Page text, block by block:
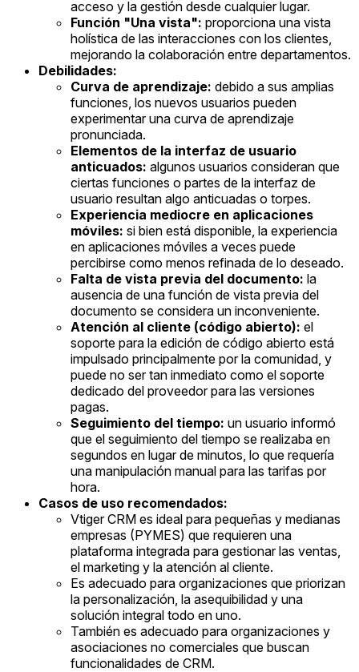
acceso y la gestión desde cualquier lugar.
Función "Una vista": proporciona una vista
holística de las interacciones con los clientes,
mejorando la colaboración entre departamentos.
Debilidades:
Curva de aprendizaje: debido a sus amplias
funciones, los nuevos usuarios pueden
experimentar una curva de aprendizaje
pronunciada.
Elementos de la interfaz de usuario
anticuados: algunos usuarios consideran que
ciertas funciones o partes de la interfaz de
usuario resultan algo anticuadas o torpes.
Experiencia mediocre en aplicaciones
móviles: si bien está disponible, la experiencia
en aplicaciones móviles a veces puede
percibirse como menos refinada de lo deseado.
Falta de vista previa del documento: la
ausencia de una función de vista previa del
documento se considera un inconveniente.
Atención al cliente (código abierto): el
soporte para la edición de código abierto está
impulsado principalmente por la comunidad, y
puede no ser tan inmediato como el soporte
dedicado del proveedor para las versiones
pagas.
Seguimiento del tiempo: un usuario informó
que el seguimiento del tiempo se realizaba en
segundos en lugar de minutos, lo que requería
una manipulación manual para las tarifas por
hora.
Casos de uso recomendados:
Vtiger CRM es ideal para pequeñas y medianas
empresas (PYMES) que requieren una
plataforma integrada para gestionar las ventas,
el marketing y la atención al cliente.
Es adecuado para organizaciones que priorizan
la personalización, la asequibilidad y una
solución integral todo en uno.
También es adecuado para organizaciones y
asociaciones no comerciales que buscan
funcionalidades de CRM.